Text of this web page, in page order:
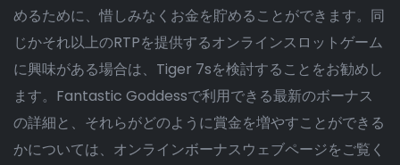
めるために、惜しみなくお金を貯めることができます。同
じかそれ以上のRTPを提供するオンラインスロットゲーム
に興味がある場合は、Tiger 7sを検討することをお勧めし
ます。Fantastic Goddessで利用できる最新のボーナス
の詳細と、それらがどのように賞金を増やすことができる
かについては、オンラインボーナスウェブページをご覧く